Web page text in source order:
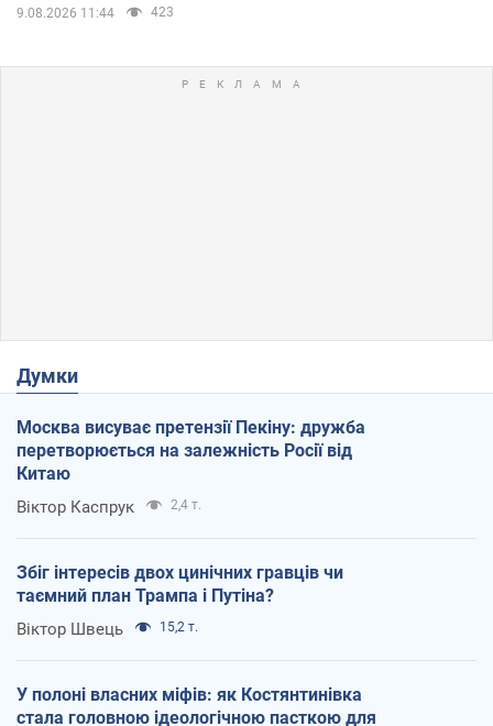
9.08.2026 11:44 423
Думки
Москва висуває претензії Пекіну: дружба
перетворюється на залежність Росії від
Китаю
Віктор Каспрук 2,4 т.
Збіг інтересів двох цинічних гравців чи
таємний план Трампа і Путіна?
Віктор Швець 15,2 т.
У полоні власних міфів: як Костянтинівка
стала головною ідеологічною пасткою для